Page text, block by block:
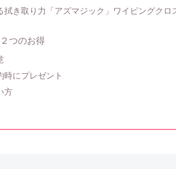
拭き取り力「アズマジック」ワイピングクロ
つのお得
時にプレゼント
方